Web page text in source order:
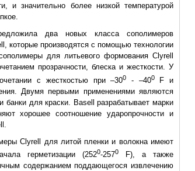
и значительно более низкой температурой
два новых класса сополимеров
которые производятся с помощью технологии
для литьевого формования Clyrell
прозрачности, блеска и жесткости. У
с жесткостью при –300 - –400F и
Двумя первыми применениями являются
банки для краски. Basell разрабатывает марки
хорошее соотношение ударопрочности и
Clyrell для литой пленки и волокна имеют
герметизации (2520-2570
F), а также
содержанием поддающегося извлечению